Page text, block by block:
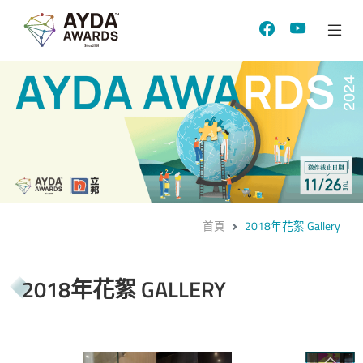
首頁 2018年花絮 Gallery
2018年花絮 GALLERY